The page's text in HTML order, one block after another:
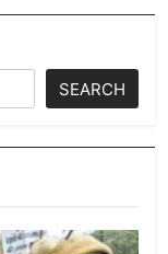
SEARCH